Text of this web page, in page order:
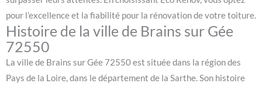
pour l’excellence et la fiabilité pour la rénovation de votre toiture.
Histoire de la ville de Brains sur Gée
72550
La ville de Brains sur Gée 72550 est située dans la région des
Pays de la Loire, dans le département de la Sarthe. Son histoire